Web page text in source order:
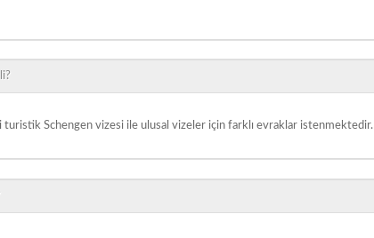
turistik Schengen vizesi ile ulusal vizeler için farklı evraklar istenmektedir.